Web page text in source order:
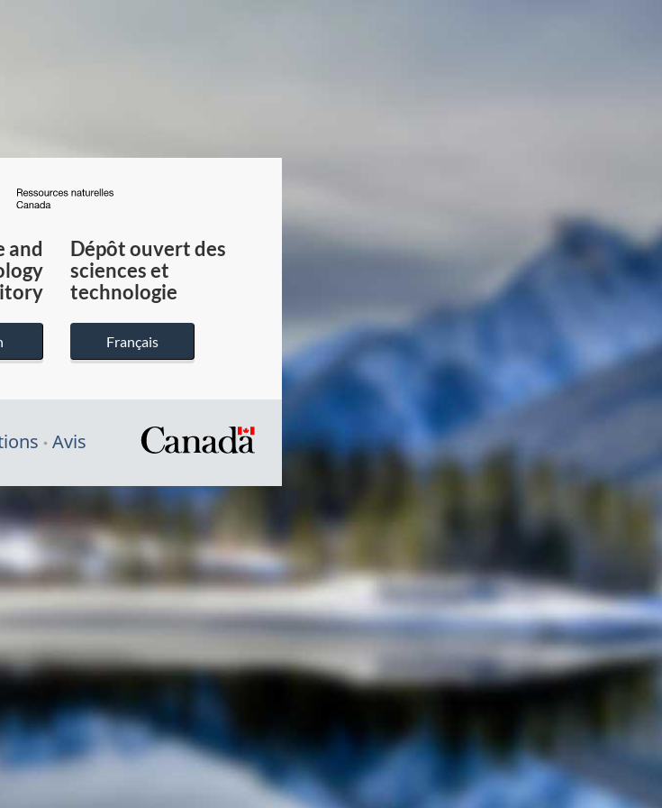
du
Canada
and
Dépôt ouvert des
sciences et
technologie
Français
Avis
/
gouvernement
du
Canada